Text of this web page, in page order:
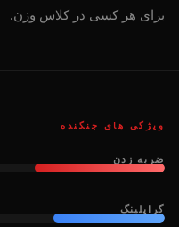
برای هر کسی در کلاس وزن.
ویژگی های جنگنده
ضربه زدن
گراپلینگ